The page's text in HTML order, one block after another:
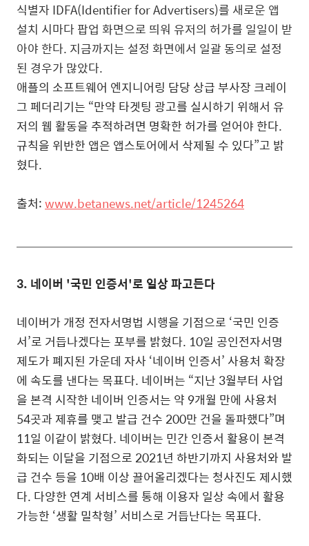
식별자 IDFA(Identifier for Advertisers)를 새로운 앱
설치 시마다 팝업 화면으로 띄워 유저의 허가를 일일이 받
아야 한다. 지금까지는 설정 화면에서 일괄 동의로 설정
된 경우가 많았다.
애플의 소프트웨어 엔지니어링 담당 상급 부사장 크레이
그 페더리기는 “만약 타겟팅 광고를 실시하기 위해서 유
저의 웹 활동을 추적하려면 명확한 허가를 얻어야 한다.
규칙을 위반한 앱은 앱스토어에서 삭제될 수 있다”고 밝
혔다.
출처:www.betanews.net/article/1245264
3. 네이버 '국민 인증서'로 일상 파고든다
네이버가 개정 전자서명법 시행을 기점으로 ‘국민 인증
서’로 거듭나겠다는 포부를 밝혔다. 10일 공인전자서명
제도가 폐지된 가운데 자사 ‘네이버 인증서’ 사용처 확장
에 속도를 낸다는 목표다. 네이버는 “지난 3월부터 사업
을 본격 시작한 네이버 인증서는 약 9개월 만에 사용처
54곳과 제휴를 맺고 발급 건수 200만 건을 돌파했다”며
11일 이같이 밝혔다. 네이버는 민간 인증서 활용이 본격
화되는 이달을 기점으로 2021년 하반기까지 사용처와 발
급 건수 등을 10배 이상 끌어올리겠다는 청사진도 제시했
다. 다양한 연계 서비스를 통해 이용자 일상 속에서 활용
가능한 ‘생활 밀착형’ 서비스로 거듭난다는 목표다.